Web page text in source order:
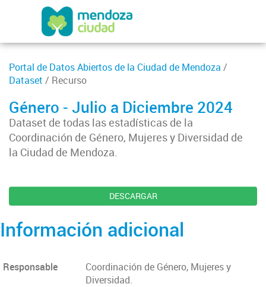
Portal de Datos Abiertos de la Ciudad de Mendoza /
Dataset / Recurso
Género - Julio a Diciembre 2024
Dataset de todas las estadísticas de la
Coordinación de Género, Mujeres y Diversidad de
la Ciudad de Mendoza.
DESCARGAR
Información adicional
Responsable
Coordinación de Género, Mujeres y
Diversidad.